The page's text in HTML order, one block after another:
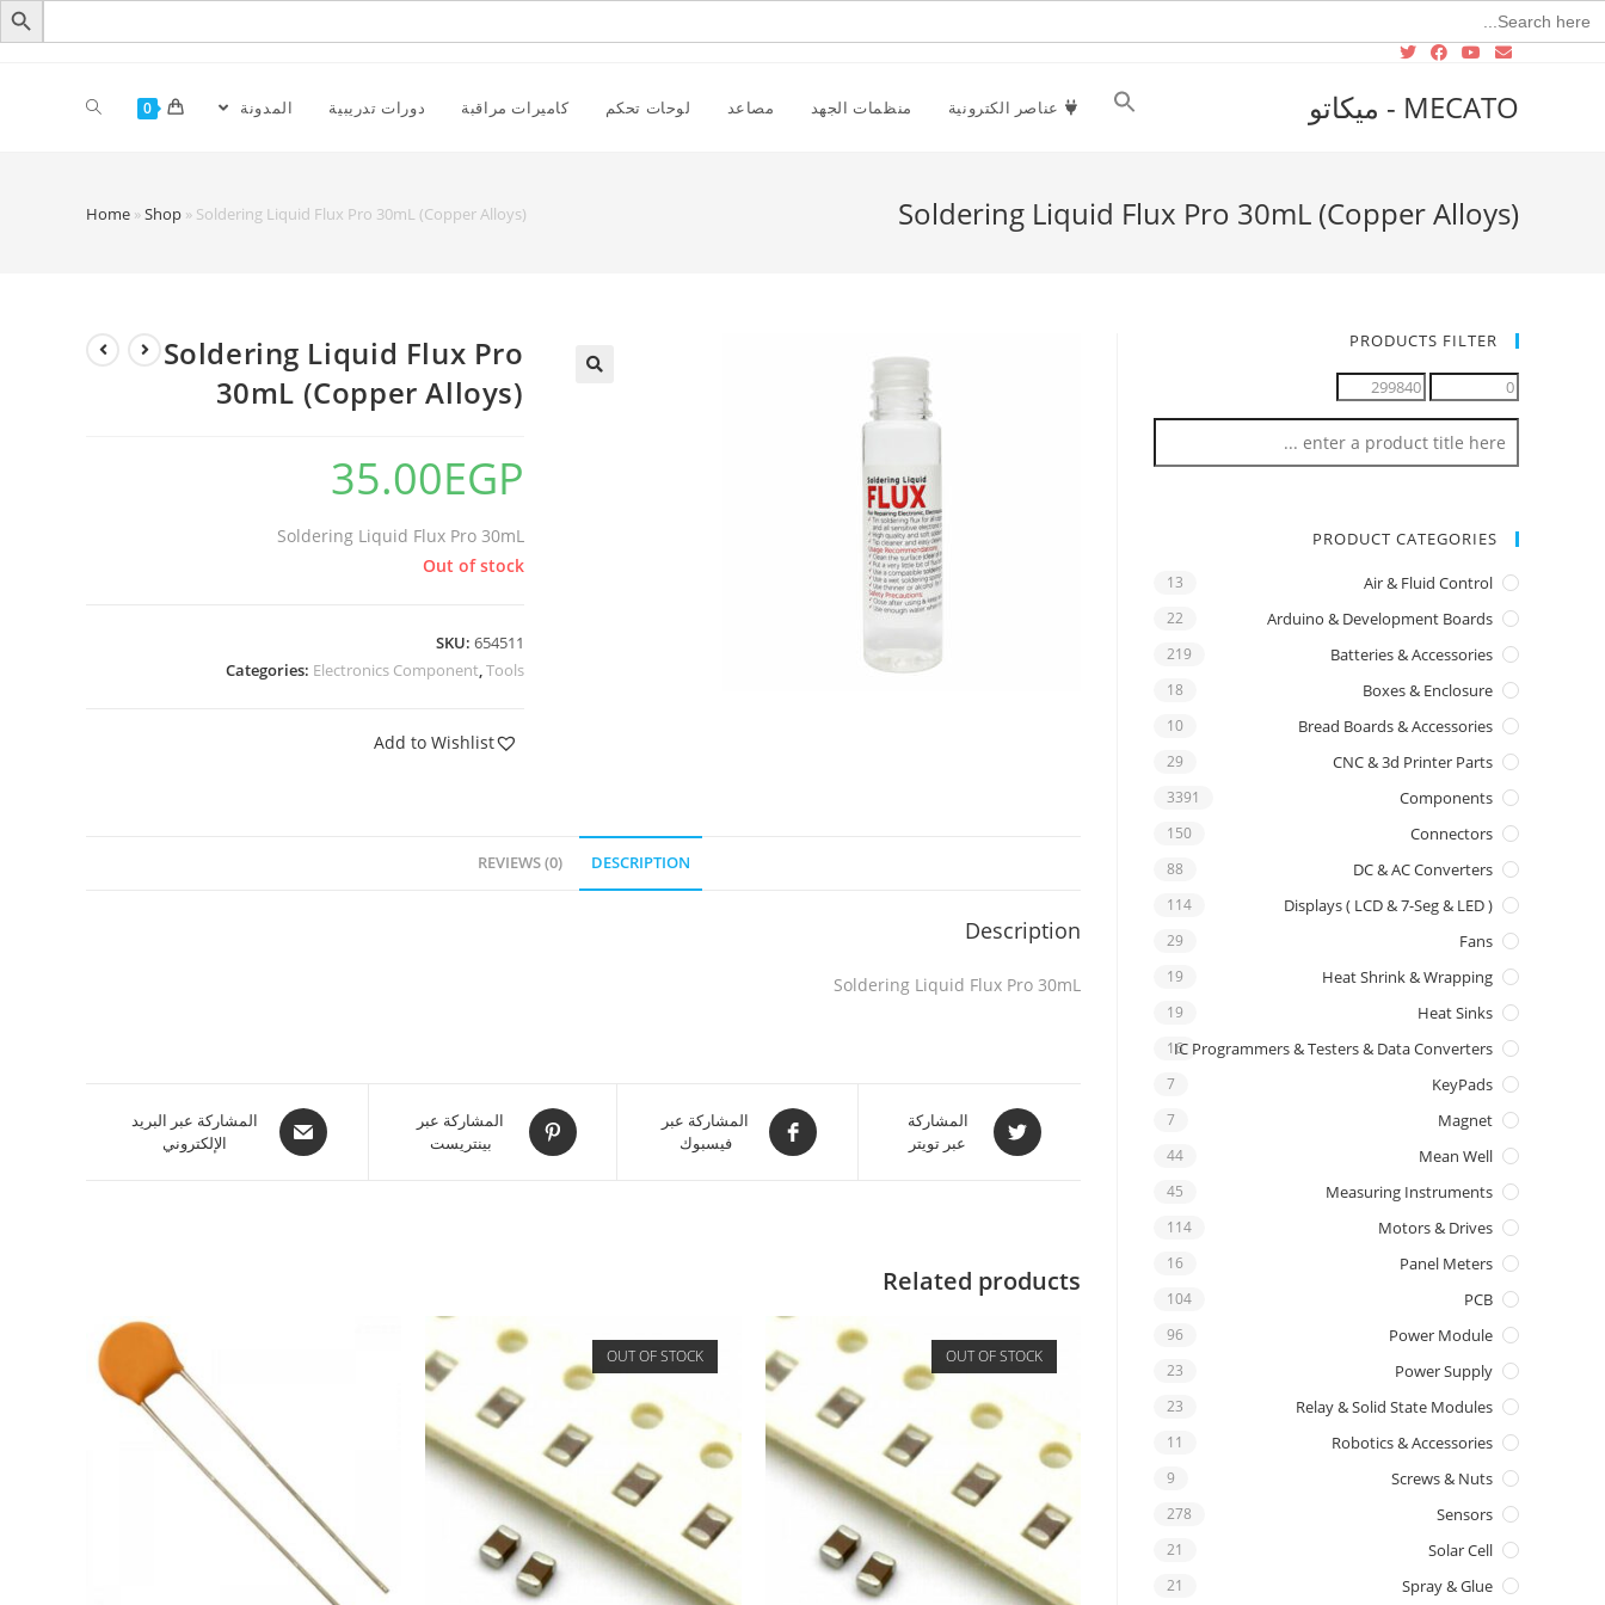
Search
for:
MECATO - ميكاتو عناصر الكترونية منظمات الجهد مصاعد لوحات تحكم كاميرات مراقبة دورات تدريبية المدونة 0
Soldering Liquid Flux Pro 30mL (Copper Alloys)
Home »Shop » Soldering Liquid Flux Pro 30mL (Copper Alloys)
Soldering Liquid Flux Pro
30mL (Copper Alloys)
35.00EGP
Soldering Liquid Flux Pro 30mL
Out of stock
SKU: 654511
Categories: Electronics Component,Tools
Add to Wishlist
DESCRIPTION
REVIEWS (0)
Description
Soldering Liquid Flux Pro 30mL
المشاركة
عبر تويتر
المشاركة عبر
فيسبوك
المشاركة عبر
بينتريست
المشاركة عبر البريد
الإلكتروني
Related products
OUT OF STOCK
OUT OF STOCK
PRODUCTS FILTER
PRODUCT CATEGORIES
Air & Fluid Control
13
Arduino & Development Boards
22
Batteries & Accessories
219
Boxes & Enclosure
18
Bread Boards & Accessories
10
CNC & 3d Printer Parts
29
Components
3391
Connectors
150
DC & AC Converters
88
Displays ( LCD & 7-Seg & LED )
114
Fans
29
Heat Shrink & Wrapping
19
Heat Sinks
19
IC Programmers & Testers & Data Converters
16
KeyPads
7
Magnet
7
Mean Well
44
Measuring Instruments
45
Motors & Drives
114
Panel Meters
16
PCB
104
Power Module
96
Power Supply
23
Relay & Solid State Modules
23
Robotics & Accessories
11
Screws & Nuts
9
Sensors
278
Solar Cell
21
Spray & Glue
21